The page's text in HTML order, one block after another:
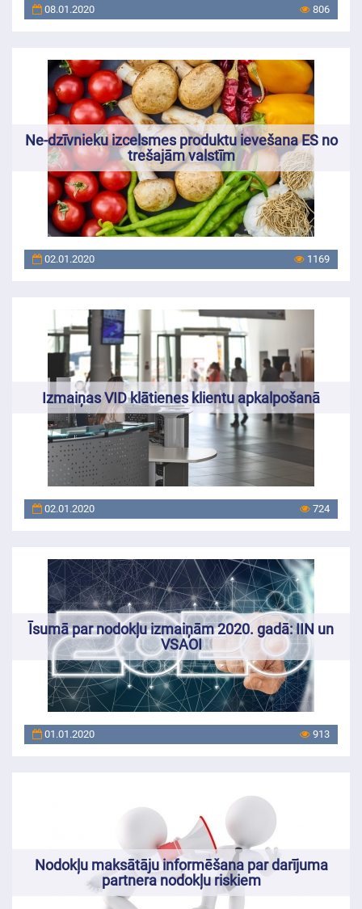
08.01.2020 806
Ne-dzīvnieku izcelsmes produktu ievešana ES no
trešajām valstīm
02.01.2020 1169
Izmaiņas VID klātienes klientu apkalpošanā
02.01.2020 724
Īsumā par nodokļu izmaiņām 2020. gadā: IIN un
VSAOI
01.01.2020 913
Nodokļu maksātāju informēšana par darījuma
partnera nodokļu riskiem